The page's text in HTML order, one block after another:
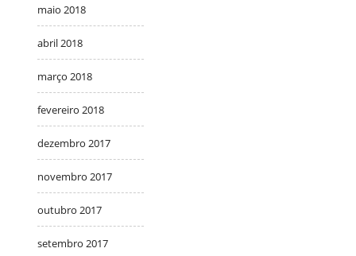
maio 2018
abril 2018
março 2018
fevereiro 2018
dezembro 2017
novembro 2017
outubro 2017
setembro 2017